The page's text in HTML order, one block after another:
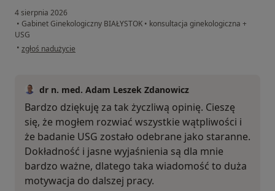
4 sierpnia 2026
• Gabinet Ginekologiczny BIAŁYSTOK • konsultacja ginekologiczna +
USG
• w opinii użytkownika Daria
zgłoś nadużycie
dr n. med. Adam Leszek Zdanowicz
Bardzo dziękuję za tak życzliwą opinię. Cieszę
się, że mogłem rozwiać wszystkie wątpliwości i
że badanie USG zostało odebrane jako staranne.
Dokładność i jasne wyjaśnienia są dla mnie
bardzo ważne, dlatego taka wiadomość to duża
motywacja do dalszej pracy.